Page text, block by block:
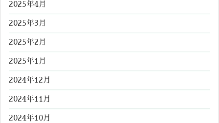
2025年4月
2025年3月
2025年2月
2025年1月
2024年12月
2024年11月
2024年10月